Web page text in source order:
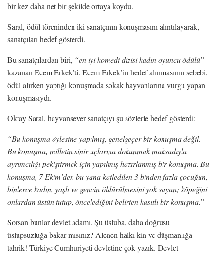
bir kez daha net bir şekilde ortaya koydu.
Saral, ödül töreninden iki sanatçının konuşmasını alıntılayarak,
sanatçıları hedef gösterdi.
Bu sanatçılardan biri, “en iyi komedi dizisi kadın oyuncu ödülü”
kazanan Ecem Erkek’ti. Ecem Erkek’in hedef alınmasının sebebi,
ödül alırken yaptığı konuşmada sokak hayvanlarına vurgu yapan
konuşmasıydı.
Oktay Saral, hayvansever sanatçıyı şu sözlerle hedef gösterdi:
“Bu konuşma öylesine yapılmış, genelgeçer bir konuşma değil.
Bu konuşma, milletin sinir uçlarına dokunmak maksadıyla
ayrımcılığı pekiştirmek için yapılmış hazırlanmış bir konuşma. Bu
konuşma, 7 Ekim’den bu yana katledilen 3 binden fazla çocuğun,
binlerce kadın, yaşlı ve gencin öldürülmesini yok sayan; köpeğini
onlardan üstün tutup, öncelediğini belirten kasıtlı bir konuşma.”
Sorsan bunlar devlet adamı. Şu üsluba, daha doğrusu
üslupsuzluğa bakar mısınız? Alenen halkı kin ve düşmanlığa
tahrik! Türkiye Cumhuriyeti devletine çok yazık. Devlet